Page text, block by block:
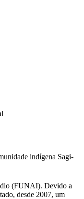
indígena Sagi-
(FUNAI). Devido a
desde 2007, um